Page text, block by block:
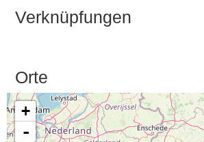
Verknüpfungen
Orte
+
-